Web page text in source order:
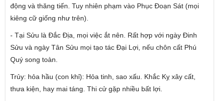
động và thăng tiến. Tuy nhiên phạm vào Phục Đoạn Sát (mọi
kiêng cữ giống như trên).
- Tại Sửu là Đắc Địa, mọi việc ắt nên. Rất hợp với ngày Đinh
Sửu và ngày Tân Sửu mọi tạo tác Đại Lợi, nếu chôn cất Phú
Quý song toàn.
Trủy: hỏa hầu (con khỉ): Hỏa tinh, sao xấu. Khắc Kỵ xây cất,
thưa kiện, hay mai táng. Thi cử gặp nhiều bất lợi.